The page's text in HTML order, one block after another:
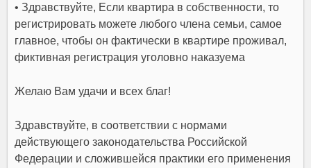
• Здравствуйте, Если квартира в собственности, то
регистрировать можете любого члена семьи, самое
главное, чтобы он фактически в квартире проживал,
фиктивная регистрация уголовно наказуема
Желаю Вам удачи и всех благ!
Здравствуйте, в соответствии с нормами
действующего законодательства Российской
Федерации и сложившейся практики его применения